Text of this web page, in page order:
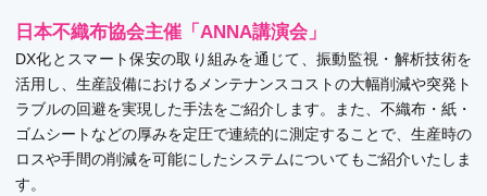
日本不織布協会主催「ANNA講演会」
DX化とスマート保安の取り組みを通じて、振動監視・解析技術を
活用し、生産設備におけるメンテナンスコストの大幅削減や突発ト
ラブルの回避を実現した手法をご紹介します。また、不織布・紙・
ゴムシートなどの厚みを定圧で連続的に測定することで、生産時の
ロスや手間の削減を可能にしたシステムについてもご紹介いたしま
す。